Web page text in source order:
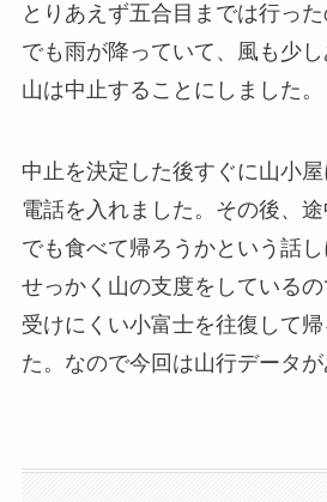
とりあえず五合目までは行っ
でも雨が降っていて、風も少
山は中止することにしました。
中止を決定した後すぐに山小
電話を入れました。その後、
でも食べて帰ろうかという話し
せっかく山の支度をしている
受けにくい小富士を往復して
た。なので今回は山行データが